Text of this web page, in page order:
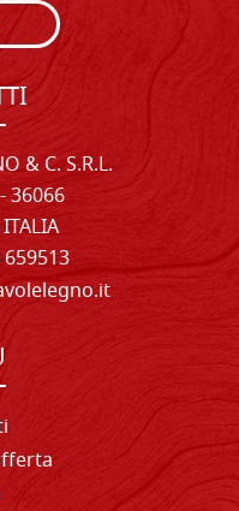
& C. S.R.L.
36066
659513